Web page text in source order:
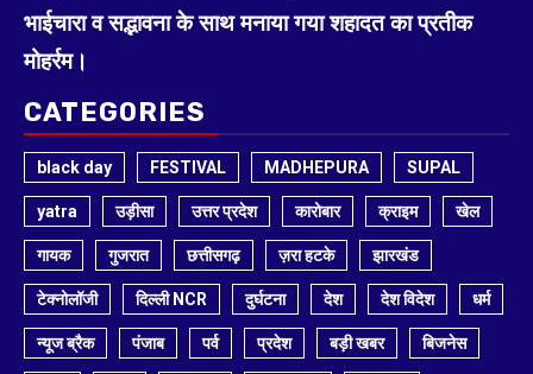
भाईचारा व सद्भावना के साथ मनाया गया शहादत का प्रतीक
मोहर्रम।
CATEGORIES
black day FESTIVAL MADHEPURA SUPAL
yatra उड़ीसा उत्तर प्रदेश कारोबार क्राइम खेल
गायक गुजरात छत्तीसगढ़ ज़रा हटके झारखंड
टेक्नोलॉजी दिल्ली NCR दुर्घटना देश देश विदेश धर्म
न्यूज ब्रैक पंजाब पर्व प्रदेश बड़ी खबर बिजनेस